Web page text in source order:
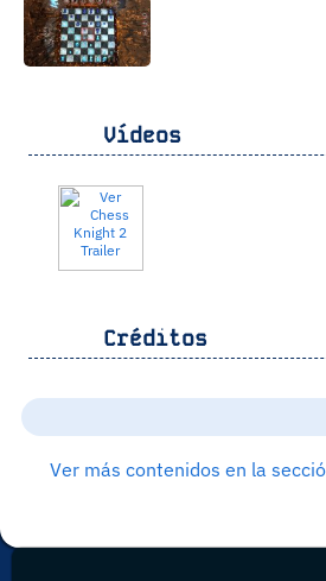
Vídeos
Créditos
Ver más contenidos en la